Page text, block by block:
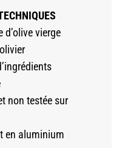
d’olive vierge
non testée sur
en aluminium